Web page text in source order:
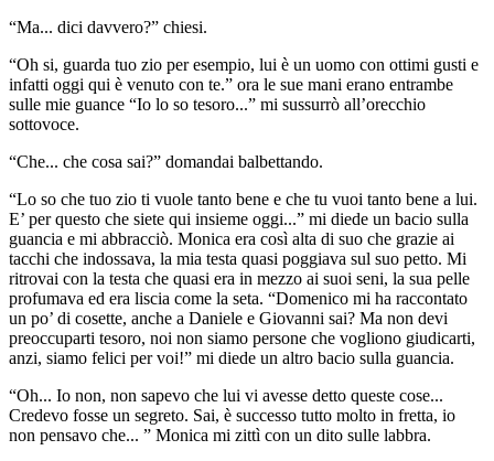
“Ma... dici davvero?” chiesi.
“Oh si, guarda tuo zio per esempio, lui è un uomo con ottimi gusti e
infatti oggi qui è venuto con te.” ora le sue mani erano entrambe
sulle mie guance “Io lo so tesoro...” mi sussurrò all’orecchio
sottovoce.
“Che... che cosa sai?” domandai balbettando.
“Lo so che tuo zio ti vuole tanto bene e che tu vuoi tanto bene a lui.
E’ per questo che siete qui insieme oggi...” mi diede un bacio sulla
guancia e mi abbracciò. Monica era così alta di suo che grazie ai
tacchi che indossava, la mia testa quasi poggiava sul suo petto. Mi
ritrovai con la testa che quasi era in mezzo ai suoi seni, la sua pelle
profumava ed era liscia come la seta. “Domenico mi ha raccontato
un po’ di cosette, anche a Daniele e Giovanni sai? Ma non devi
preoccuparti tesoro, noi non siamo persone che vogliono giudicarti,
anzi, siamo felici per voi!” mi diede un altro bacio sulla guancia.
“Oh... Io non, non sapevo che lui vi avesse detto queste cose...
Credevo fosse un segreto. Sai, è successo tutto molto in fretta, io
non pensavo che... ” Monica mi zittì con un dito sulle labbra.